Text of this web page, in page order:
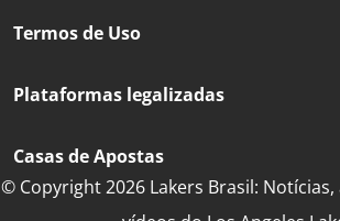
Termos de Uso
Plataformas legalizadas
Casas de Apostas
© Copyright 2026 Lakers Brasil: